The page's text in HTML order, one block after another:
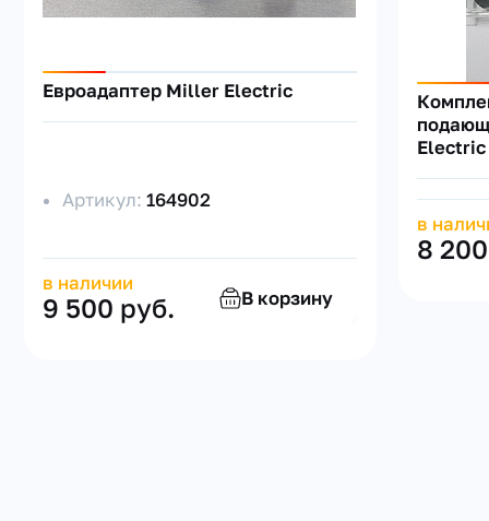
Евроадаптер Miller Electric
Артикул:164902
в наличии
9 500 руб. В корзину
Electric
в
8